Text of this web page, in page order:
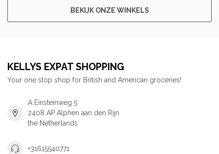
BEKIJK ONZE WINKELS
KELLYS EXPAT SHOPPING
Your one stop shop for British and American groceries!
A Einsteinweg 5
2408 AP Alphen aan den Rijn
the Netherlands
+31615540771